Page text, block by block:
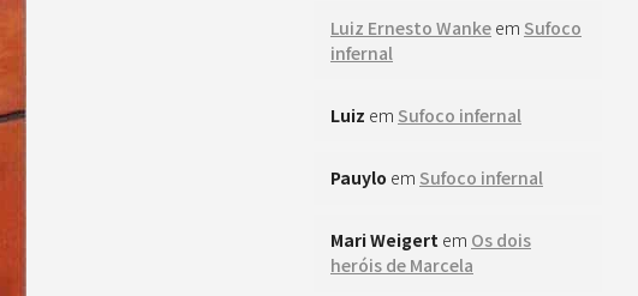
Luiz Ernesto Wanke em Sufoco
infernal
Luiz em Sufoco infernal
Pauylo em Sufoco infernal
Mari Weigert em Os dois
heróis de Marcela